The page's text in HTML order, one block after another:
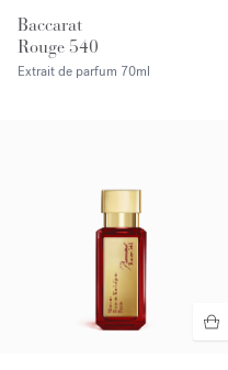
Baccarat
Rouge 540
Extrait de parfum 70ml